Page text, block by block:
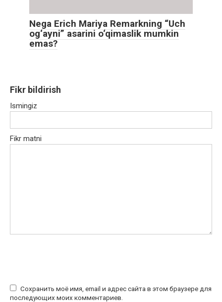
Nega Erich Mariya Remarkning “Uch
og‘ayni” asarini o‘qimaslik mumkin
emas?
Fikr bildirish
Ismingiz
Fikr matni
Сохранить моё имя, email и адрес сайта в этом браузере для
последующих моих комментариев.